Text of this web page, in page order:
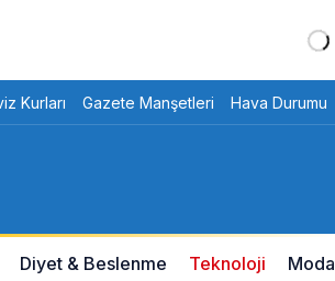
Kurları Gazete Manşetleri Hava Durumu
Diyet & Beslenme Teknoloji Moda